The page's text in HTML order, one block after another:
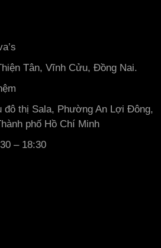
Tân, Vĩnh Cửu, Đồng Nai.
đô thị Sala, Phường An Lợi Đông,
phố Hồ Chí Minh
– 18:30